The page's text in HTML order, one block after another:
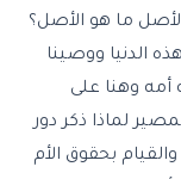
ما هو الأصل؟
الدنيا ووصينا
أمه وهنا على
لماذا ذكر دور
والقيام بحقوق الأم